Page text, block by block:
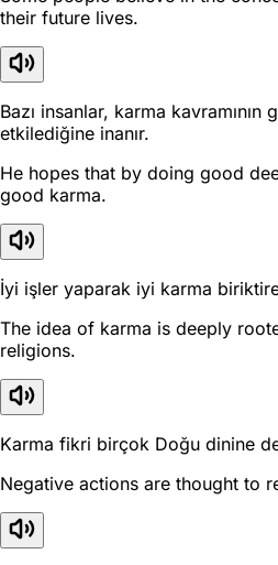
their future lives.
Bazı insanlar, karma kavramının
etkilediğine inanır.
He hopes that by doing good
good karma.
İyi işler yaparak iyi karma
The idea of karma is deeply
religions.
Karma fikri birçok Doğu dinine
Negative actions are thought to